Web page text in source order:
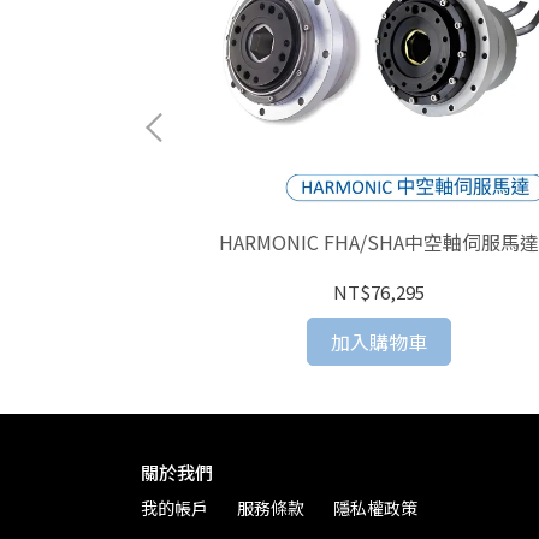
HARMONIC FHA/SHA中空軸伺服馬達
NT$76,295
加入購物車
關於我們
我的帳戶 服務條款 隱私權政策